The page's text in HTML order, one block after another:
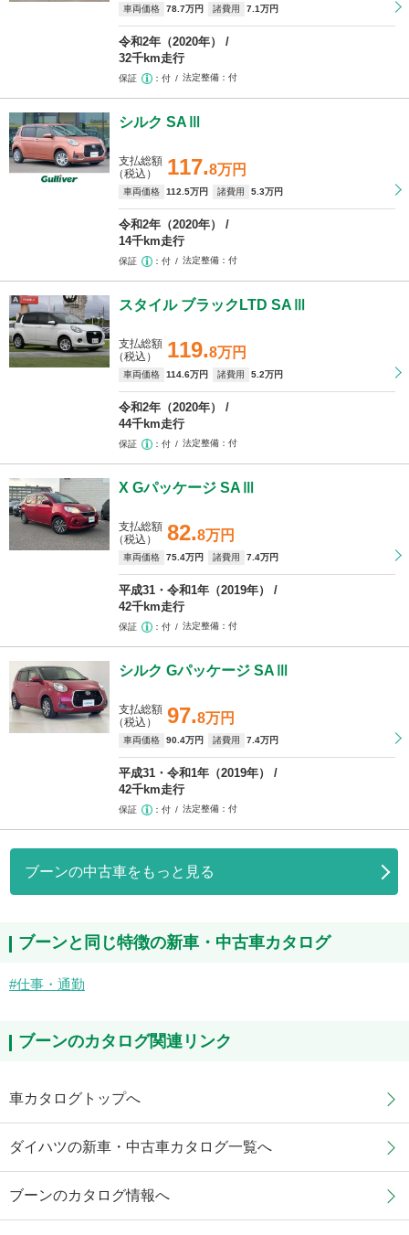
車両価格 78 .7万円 諸費用 7 .1万円
令和2年（2020年）
32千km走行
保証 付 法定整備 付
シルク SAⅢ
117.8万円
支払総額
（税込）
車両価格 112 .5万円 諸費用 5 .3万円
令和2年（2020年）
14千km走行
保証 付 法定整備 付
スタイル ブラックLTD SAⅢ
119.8万円
支払総額
（税込）
車両価格 114 .6万円 諸費用 5 .2万円
令和2年（2020年）
44千km走行
保証 付 法定整備 付
X Gパッケージ SAⅢ
82.8万円
支払総額
（税込）
車両価格 75 .4万円 諸費用 7 .4万円
平成31・令和1年（2019年）
42千km走行
保証 付 法定整備 付
シルク Gパッケージ SAⅢ
97.8万円
支払総額
（税込）
車両価格 90 .4万円 諸費用 7 .4万円
平成31・令和1年（2019年）
42千km走行
保証 付 法定整備 付
ブーンの中古車をもっと見る
ブーンと同じ特徴の新車・中古車カタログ
仕事・通勤
ブーンのカタログ関連リンク
車カタログトップへ
ダイハツの新車・中古車カタログ一覧へ
ブーンのカタログ情報へ